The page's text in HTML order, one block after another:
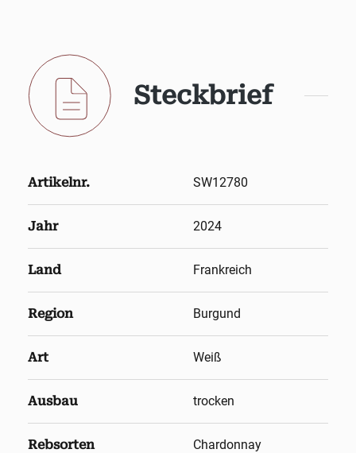
Steckbrief
Artikelnr. SW12780
Jahr 2024
Land Frankreich
Region Burgund
Art Weiß
Ausbau trocken
Rebsorten Chardonnay